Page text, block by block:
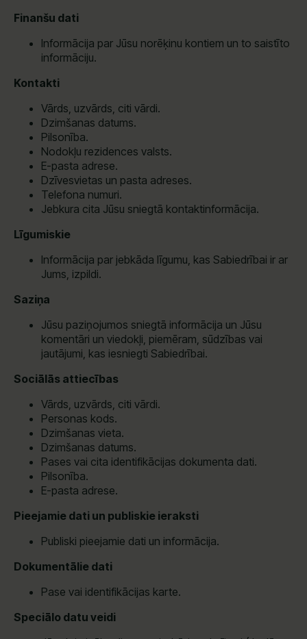
Finanšu dati
Informācija par Jūsu norēķinu kontiem un to saistīto
informāciju.
Kontakti
Vārds, uzvārds, citi vārdi.
Dzimšanas datums.
Pilsonība.
Nodokļu rezidences valsts.
E-pasta adrese.
Dzīvesvietas un pasta adreses.
Telefona numuri.
Jebkura cita Jūsu sniegtā kontaktinformācija.
Līgumiskie
Informācija par jebkāda līgumu, kas Sabiedrībai ir ar
Jums, izpildi.
Saziņa
Jūsu paziņojumos sniegtā informācija un Jūsu
komentāri un viedokļi, piemēram, sūdzības vai
jautājumi, kas iesniegti Sabiedrībai.
Sociālās attiecības
Vārds, uzvārds, citi vārdi.
Personas kods.
Dzimšanas vieta.
Dzimšanas datums.
Pases vai cita identifikācijas dokumenta dati.
Pilsonība.
E-pasta adrese.
Pieejamie dati un publiskie ieraksti
Publiski pieejamie dati un informācija.
Dokumentālie dati
Pase vai identifikācijas karte.
Speciālo datu veidi